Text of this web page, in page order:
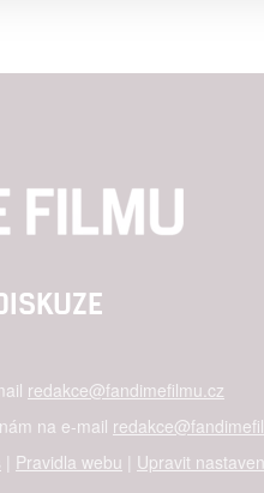
redakce@fandimefilmu.cz
na e-mail
| Pravidla webu | Upravit
podvodů a odstraňování